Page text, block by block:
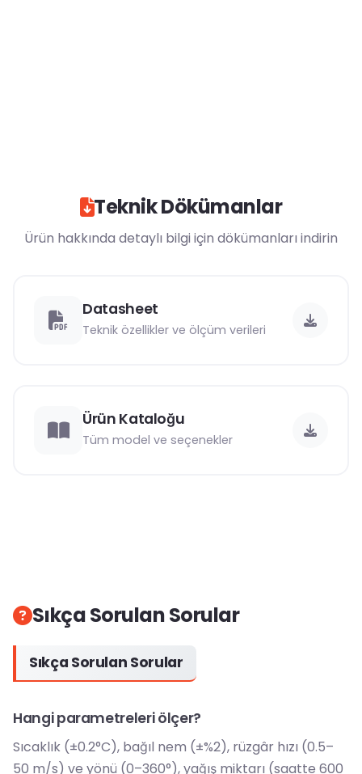
Teknik Dökümanlar
Ürün hakkında detaylı bilgi için dökümanları indirin
Datasheet
Teknik özellikler ve ölçüm verileri
Ürün Kataloğu
Tüm model ve seçenekler
Sıkça Sorulan Sorular
Sıkça Sorulan Sorular
Hangi parametreleri ölçer?
Sıcaklık (±0.2°C), bağıl nem (±%2), rüzgâr hızı (0.5–
50 m/s) ve yönü (0–360°), yağış miktarı (saatte 600